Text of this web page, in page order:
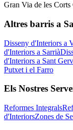
Gran Via de les Corts
Altres barris a
Disseny d'Interiors a
d'Interiors a Sarrià
d'Interiors a Sant
Putxet i el Farro
Els Nostres
Reformes Integrals
d'InteriorsZones de